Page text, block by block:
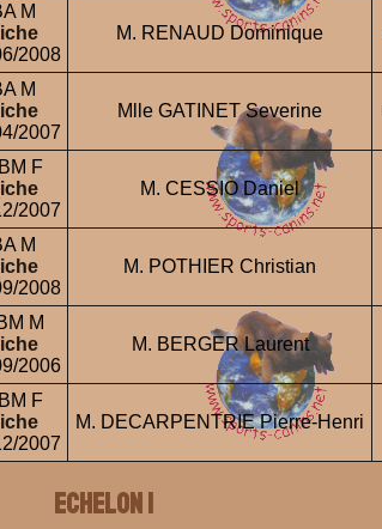
M
2008
M. RENAUD Dominique
M
2007
Mlle GATINET Severine
F
2007
M. CESSIO Daniel
M
2008
M. POTHIER Christian
M
2006
M. BERGER Laurent
F
2007
M. DECARPENTRIE Pierre-Henri
ECHELON 1